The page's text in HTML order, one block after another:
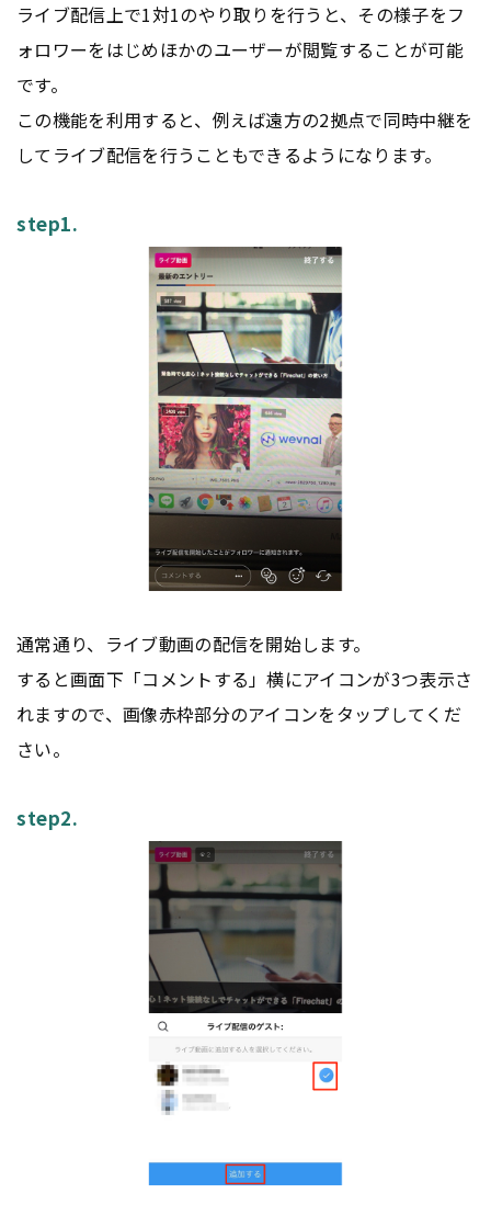
ライブ配信上で1対1のやり取りを行うと、その様子をフ
ォロワーをはじめほかのユーザーが閲覧することが可能
です。
この機能を利用すると、例えば遠方の2拠点で同時中継を
してライブ配信を行うこともできるようになります。
step1.
通常通り、ライブ動画の配信を開始します。
すると画面下「コメントする」横にアイコンが3つ表示さ
れますので、画像赤枠部分のアイコンをタップしてくだ
さい。
step2.